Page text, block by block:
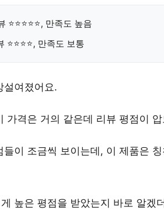
⭐⭐⭐⭐⭐, 만족도 높음
만족도 보통
설여졌어요.
가격은 거의 같은데 리뷰 평점이
이 조금씩 보이는데, 이 제품은
높은 평점을 받았는지 바로 알겠